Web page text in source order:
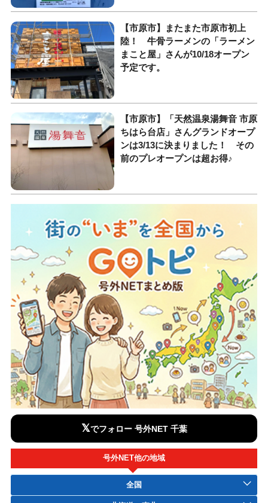
【市原市】またまた市原市初上
陸！ 牛骨ラーメンの「ラーメン
まこと屋」さんが10/18オープン
予定です。
【市原市】「天然温泉湯舞音 市原
ちはら台店」さんグランドオープ
ンは3/13に決まりました！ その
前のプレオープンは超お得♪
𝕏でフォロー 号外NET 千葉
号外NET他の地域
全国